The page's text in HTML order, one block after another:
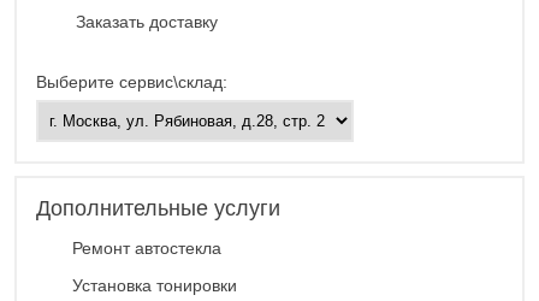
Заказать доставку
Выберите сервис\склад:
Дополнительные услуги
Ремонт автостекла
Установка тонировки